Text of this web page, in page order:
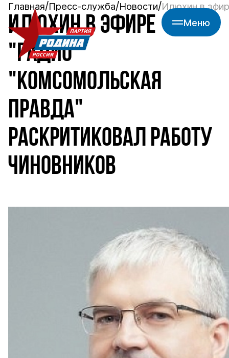
Меню
Главная Пресс-служба Новости Илюхин в
ИЛЮХИН В ЭФИРЕ
"РАДИО
"КОМСОМОЛЬСКАЯ
ПРАВДА"
РАСКРИТИКОВАЛ РАБОТУ
ЧИНОВНИКОВ